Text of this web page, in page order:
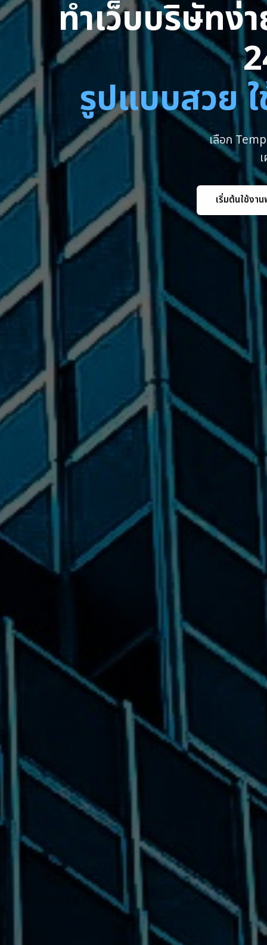
ทำเว็บบริษัทง่
รูปแบบสวย
เลือก
เริ่มต้นใช้งา